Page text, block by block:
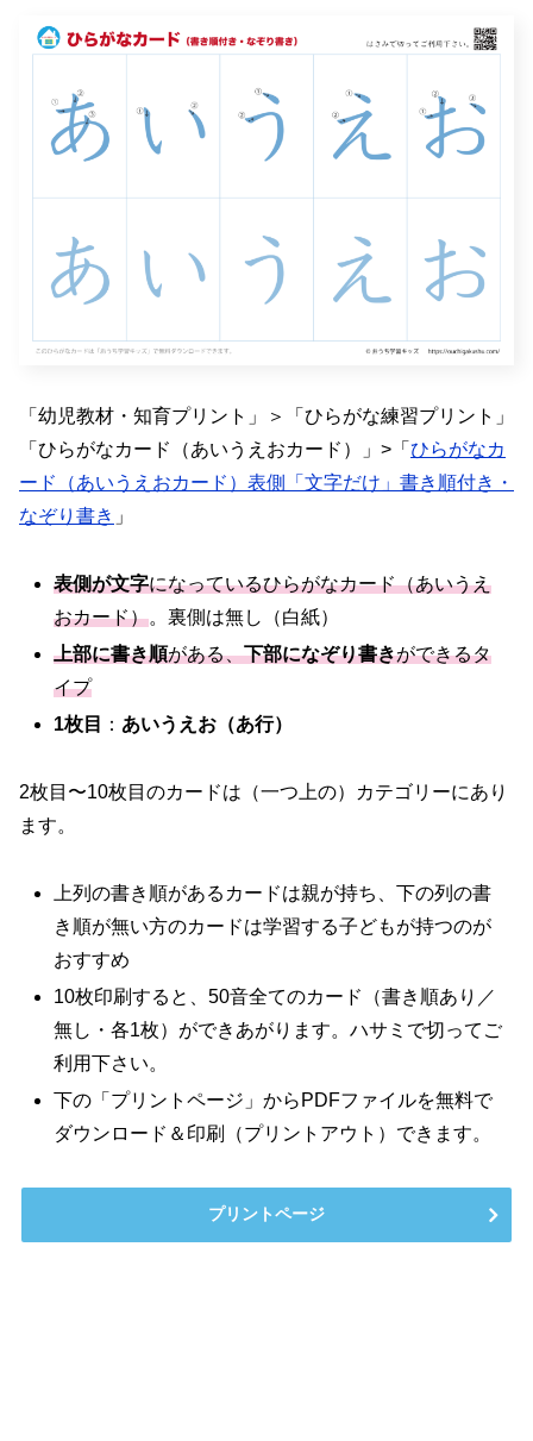
「幼児教材・知育プリント」＞「ひらがな練習プリント」
「ひらがなカード（あいうえおカード）」>「 ひらがなカ
ード（あいうえおカード）表側「文字だけ」書き順付き・
なぞり書き 」
表側が文字になっているひらがなカード（あいうえ
おカード）。裏側は無し（白紙）
上部に書き順がある、下部になぞり書きができるタ
イプ
1枚目
： あいうえお（あ行）
2枚目〜10枚目のカードは（一つ上の）カテゴリーにあり
ます。
上列の書き順があるカードは親が持ち、下の列の書
き順が無い方のカードは学習する子どもが持つのが
おすすめ
10枚印刷すると、50音全てのカード（書き順あり／
無し・各1枚）ができあがります。ハサミで切ってご
利用下さい。
下の「プリントページ」からPDFファイルを無料で
ダウンロード＆印刷（プリントアウト）できます。
プリントページ